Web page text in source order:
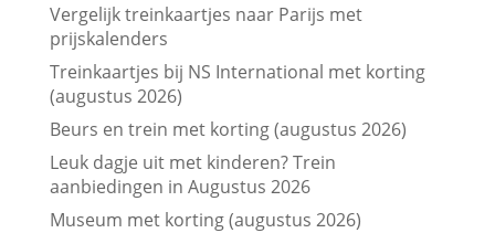
Vergelijk treinkaartjes naar Parijs met
prijskalenders
Treinkaartjes bij NS International met korting
(augustus 2026)
Beurs en trein met korting (augustus 2026)
Leuk dagje uit met kinderen? Trein
aanbiedingen in Augustus 2026
Museum met korting (augustus 2026)